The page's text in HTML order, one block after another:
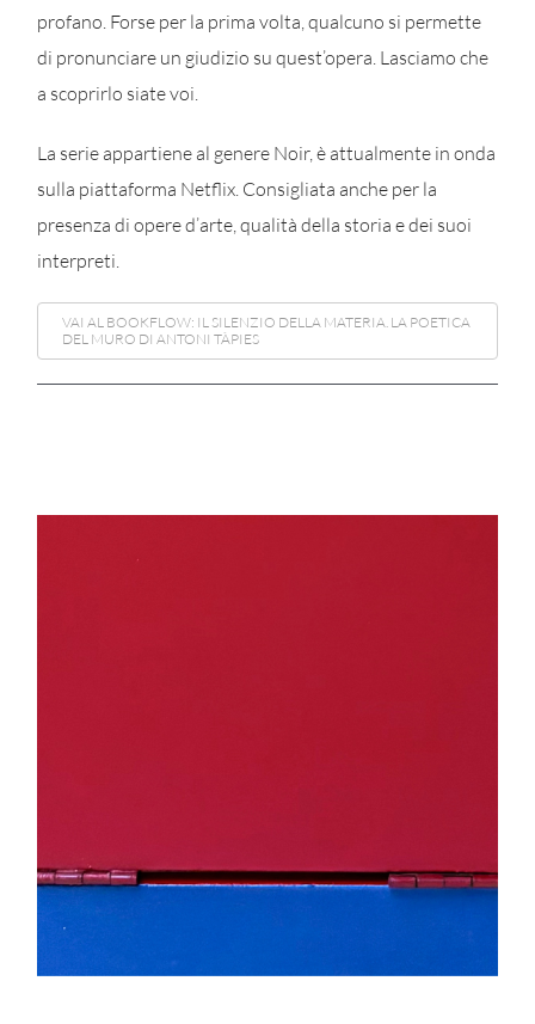
profano. Forse per la prima volta, qualcuno si permette
di pronunciare un giudizio su quest’opera. Lasciamo che
a scoprirlo siate voi.
La serie appartiene al genere Noir, è attualmente in onda
sulla piattaforma Netflix. Consigliata anche per la
presenza di opere d’arte, qualità della storia e dei suoi
interpreti.
VAI AL BOOKFLOW: IL SILENZIO DELLA MATERIA. LA POETICA
DEL MURO DI ANTONI TÀPIES